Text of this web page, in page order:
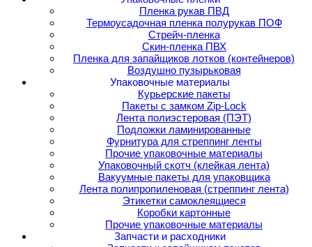
Пленка рукав ПВД
Термоусадочная пленка полурукав ПОФ
Стрейч-пленка
Скин-пленка ПВХ
Пленка для запайщиков лотков (контейнеров)
Воздушно пузырьковая
Упаковочные материалы
Курьерские пакеты
Пакеты с замком Zip-Lock
Лента полиэстеровая (ПЭТ)
Подложки ламинированные
Фурнитура для стреппинг ленты
Прочие упаковочные материалы
Упаковочный скотч (клейкая лента)
Вакуумные пакеты для упаковщика
Лента полипропиленовая (стреппинг лента)
Этикетки самоклеящиеся
Коробки картонные
Прочие упаковочные материалы
Запчасти и расходники